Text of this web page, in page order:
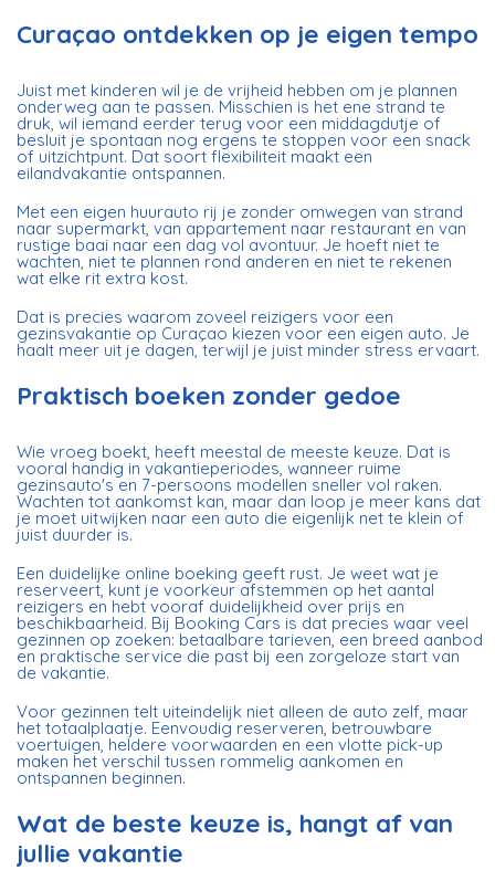
Curaçao ontdekken op je eigen tempo
Juist met kinderen wil je de vrijheid hebben om je plannen
onderweg aan te passen. Misschien is het ene strand te
druk, wil iemand eerder terug voor een middagdutje of
besluit je spontaan nog ergens te stoppen voor een snack
of uitzichtpunt. Dat soort flexibiliteit maakt een
eilandvakantie ontspannen.
Met een eigen huurauto rij je zonder omwegen van strand
naar supermarkt, van appartement naar restaurant en van
rustige baai naar een dag vol avontuur. Je hoeft niet te
wachten, niet te plannen rond anderen en niet te rekenen
wat elke rit extra kost.
Dat is precies waarom zoveel reizigers voor een
gezinsvakantie op Curaçao kiezen voor een eigen auto. Je
haalt meer uit je dagen, terwijl je juist minder stress ervaart.
Praktisch boeken zonder gedoe
Wie vroeg boekt, heeft meestal de meeste keuze. Dat is
vooral handig in vakantieperiodes, wanneer ruime
gezinsauto's en 7-persoons modellen sneller vol raken.
Wachten tot aankomst kan, maar dan loop je meer kans dat
je moet uitwijken naar een auto die eigenlijk net te klein of
juist duurder is.
Een duidelijke online boeking geeft rust. Je weet wat je
reserveert, kunt je voorkeur afstemmen op het aantal
reizigers en hebt vooraf duidelijkheid over prijs en
beschikbaarheid. Bij Booking Cars is dat precies waar veel
gezinnen op zoeken: betaalbare tarieven, een breed aanbod
en praktische service die past bij een zorgeloze start van
de vakantie.
Voor gezinnen telt uiteindelijk niet alleen de auto zelf, maar
het totaalplaatje. Eenvoudig reserveren, betrouwbare
voertuigen, heldere voorwaarden en een vlotte pick-up
maken het verschil tussen rommelig aankomen en
ontspannen beginnen.
Wat de beste keuze is, hangt af van
jullie vakantie